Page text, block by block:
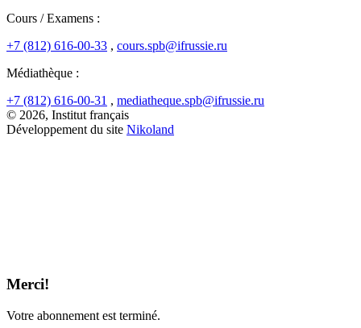
Cours / Examens :
+7 (812) 616-00-33 , cours.spb@ifrussie.ru
Médiathèque :
+7 (812) 616-00-31 , mediatheque.spb@ifrussie.ru
© 2026, Institut français
Développement du site Nikoland
Merci!
Votre abonnement est terminé.